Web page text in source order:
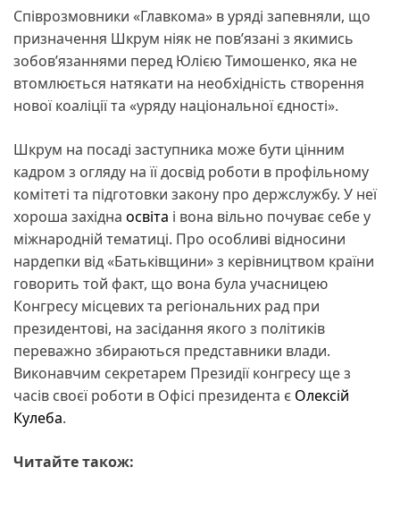
Співрозмовники «Главкома» в уряді запевняли, що
призначення Шкрум ніяк не пов’язані з якимись
зобов’язаннями перед Юлією Тимошенко, яка не
втомлюється натякати на необхідність створення
нової коаліції та «уряду національної єдності».
Шкрум на посаді заступника може бути цінним
кадром з огляду на її досвід роботи в профільному
комітеті та підготовки закону про держслужбу. У неї
хороша західна освіта і вона вільно почуває себе у
міжнародній тематиці. Про особливі відносини
нардепки від «Батьківщини» з керівництвом країни
говорить той факт, що вона була учасницею
Конгресу місцевих та регіональних рад при
президентові, на засідання якого з політиків
переважно збираються представники влади.
Виконавчим секретарем Президії конгресу ще з
часів своєї роботи в Офісі президента є Олексій
Кулеба.
Читайте також: